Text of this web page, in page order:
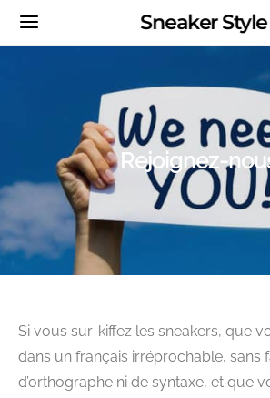
Sneaker Style
Rejoignez-
Si vous sur-kiffez les sneakers, que
dans un français irréprochable, sans
d’orthographe ni de syntaxe, et que